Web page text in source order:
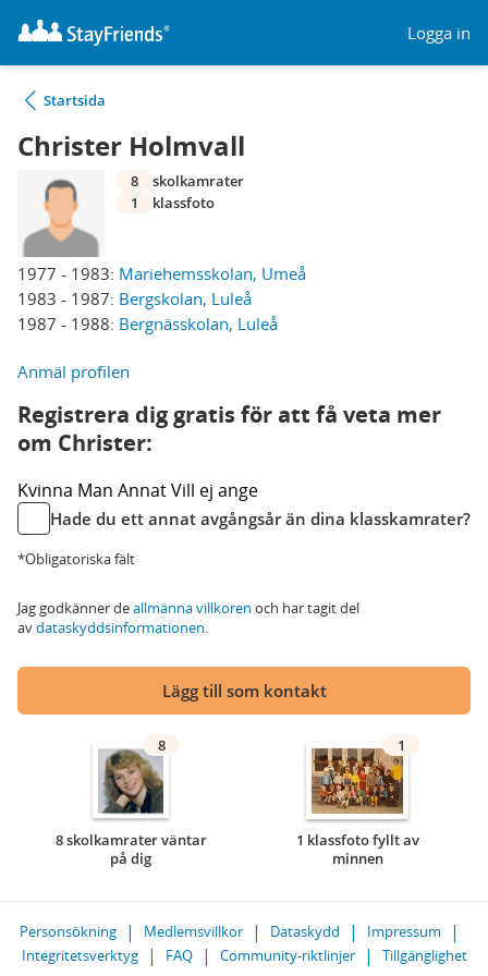
Logga in
Startsida
Christer Holmvall
1977 - 1983: Mariehemsskolan, Umeå
1983 - 1987: Bergskolan, Luleå
1987 - 1988: Bergnässkolan, Luleå
8
skolkamrater
1
klassfoto
Anmäl profilen
Registrera dig gratis för att få veta mer
om Christer:
Kvinna Man AnnatVill ej ange
Hade du ett annat avgångsår än dina klasskamrater?
*Obligatoriska fält
Jag godkänner deallmänna villkoren och har tagit del
avdataskyddsinformationen.
Lägg till som kontakt
8
8 skolkamrater väntar
på dig
1
1 klassfoto fyllt av
minnen
Personsökning Medlemsvillkor Dataskydd
Impressum
Integritetsverktyg
FAQ Community-riktlinjer Tillgänglighet